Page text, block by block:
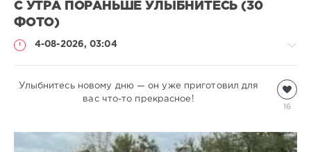
С УТРА ПОРАНЬШЕ УЛЫБНИТЕСЬ (30
ФОТО)
4-08-2026, 03:04
Всякая
16
Улыбнитесь новому дню — он уже приготовил для
вас что-то прекрасное!